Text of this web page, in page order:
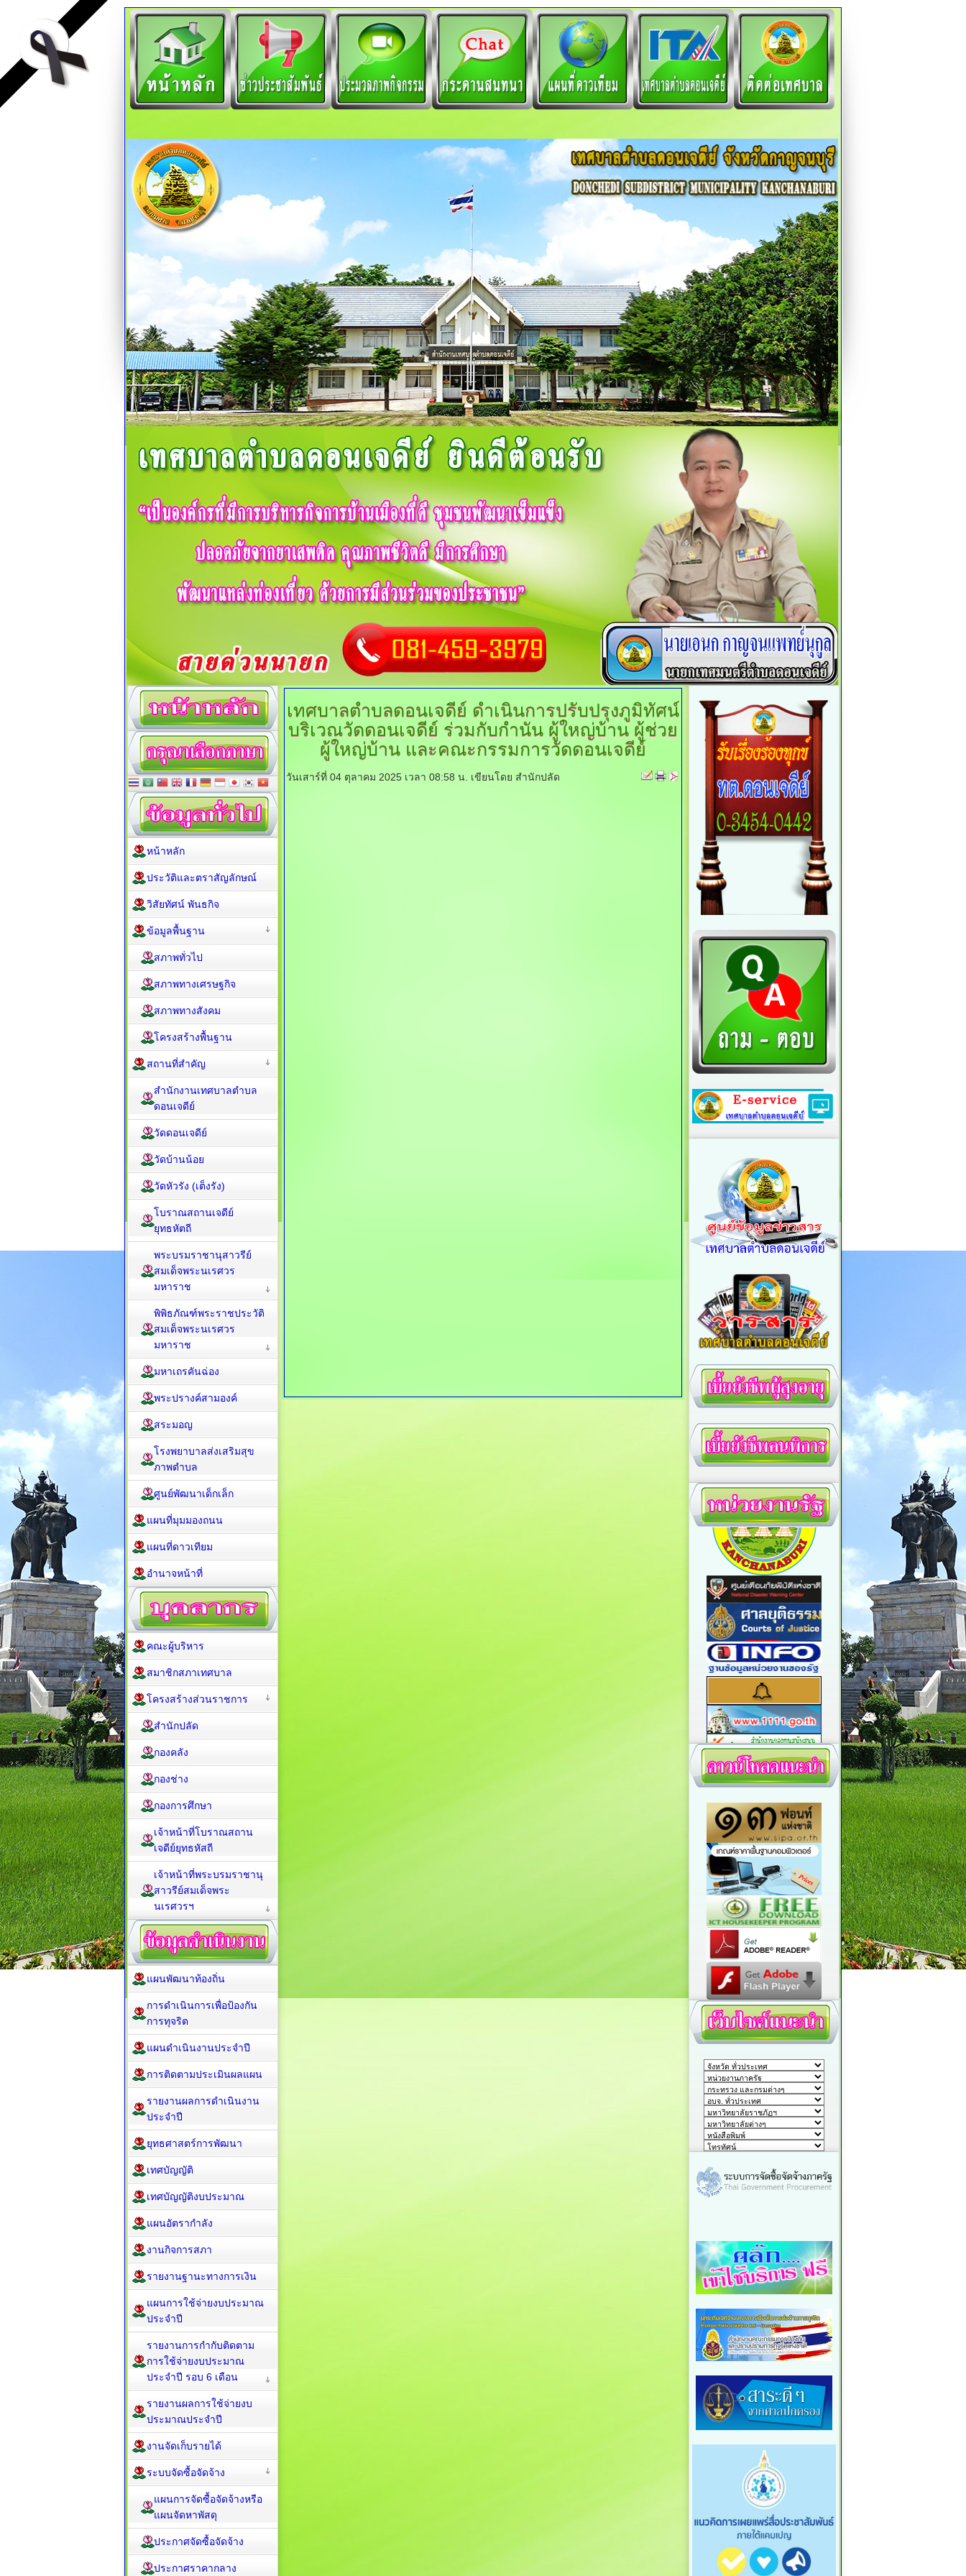
เทศบาลตำบลดอนเจดีย์ ดำเนินการปรับปรุงภูมิทัศน์
บริเวณวัดดอนเจดีย์ ร่วมกับกำนัน ผู้ใหญ่บ้าน ผู้ช่วย
ผู้ใหญ่บ้าน และคณะกรรมการวัดดอนเจดีย์
วันเสาร์ที่ 04 ตุลาคม 2025 เวลา 08:58 น. เขียนโดย สำนักปลัด
หน้าหลัก
ประวัติและตราสัญลักษณ์
วิสัยทัศน์ พันธกิจ
ข้อมูลพื้นฐาน
สภาพทั่วไป
สภาพทางเศรษฐกิจ
สภาพทางสังคม
โครงสร้างพื้นฐาน
สถานที่สำคัญ
สำนักงานเทศบาลตำบล
ดอนเจดีย์
วัดดอนเจดีย์
วัดบ้านน้อย
วัดหัวรัง (เต็งรัง)
โบราณสถานเจดีย์
ยุทธหัตถี
พระบรมราชานุสาวรีย์
สมเด็จพระนเรศวร
มหาราช
พิพิธภัณฑ์พระราชประวัติ
สมเด็จพระนเรศวร
มหาราช
มหาเถรคันฉ่อง
พระปรางค์สามองค์
สระมอญ
โรงพยาบาลส่งเสริมสุข
ภาพตำบล
ศูนย์พัฒนาเด็กเล็ก
แผนที่มุมมองถนน
แผนที่ดาวเทียม
อำนาจหน้าที่
คณะผู้บริหาร
สมาชิกสภาเทศบาล
โครงสร้างส่วนราชการ
สำนักปลัด
กองคลัง
กองช่าง
กองการศึกษา
เจ้าหน้าที่โบราณสถาน
เจดีย์ยุทธหัสถี
เจ้าหน้าที่พระบรมราชานุ
สาวรีย์สมเด็จพระ
นเรศวรฯ
แผนพัฒนาท้องถิ่น
การดำเนินการเพื่อป้องกัน
การทุจริต
แผนดำเนินงานประจำปี
การติดตามประเมินผลแผน
รายงานผลการดำเนินงาน
ประจำปี
ยุทธศาสตร์การพัฒนา
เทศบัญญัติ
เทศบัญญัติงบประมาณ
แผนอัตรากำลัง
งานกิจการสภา
รายงานฐานะทางการเงิน
แผนการใช้จ่ายงบประมาณ
ประจำปี
รายงานการกำกับติดตาม
การใช้จ่ายงบประมาณ
ประจำปี รอบ 6 เดือน
รายงานผลการใช้จ่ายงบ
ประมาณประจำปี
งานจัดเก็บรายได้
ระบบจัดซื้อจัดจ้าง
แผนการจัดซื้อจัดจ้างหรือ
แผนจัดหาพัสดุ
ประกาศจัดซื้อจัดจ้าง
ประกาศราคากลาง